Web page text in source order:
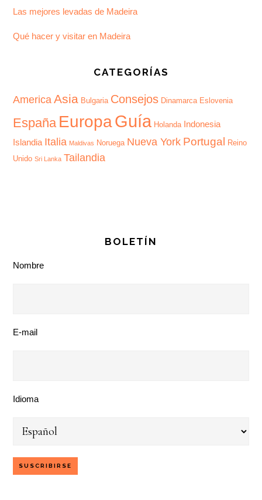
Las mejores levadas de Madeira
Qué hacer y visitar en Madeira
CATEGORÍAS
America Asia Bulgaria Consejos Dinamarca Eslovenia
España EuropaGuía Holanda Indonesia
Islandia Italia Maldivas Noruega Nueva York Portugal Reino
Unido Sri Lanka Tailandia
BOLETÍN
Nombre
E-mail
Idioma